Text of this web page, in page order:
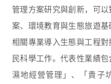
管理方案研究與創新，可
案、環境教育與生態旅遊
相關專業導入生態與工程
民科學工作。代表性業績
濕地經營管理」、「貴子